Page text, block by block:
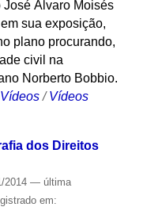
José Álvaro Moisés
sua exposição,
plano procurando,
civil na
Norberto Bobbio.
Vídeos /Vídeos
dos Direitos
2014 — última
em: